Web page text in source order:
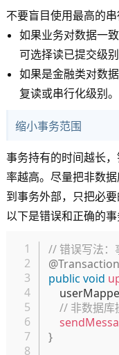
不要盲目使用最高的
如果业务对数据一
可选择读已提交级
如果是金融类对数
复读或串行化级别。
缩小事务范围
事务持有的时间越长
率越高。尽量把非数
到事务外部，只把必要
以下是错误和正确的事
// 错误写法：
public void
// 非数据库
}